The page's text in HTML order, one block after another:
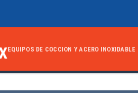
EQUIPOS DE COCCION Y ACERO INOXIDABLE